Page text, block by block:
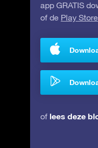
app GRATIS
of de Play Store
of lees deze